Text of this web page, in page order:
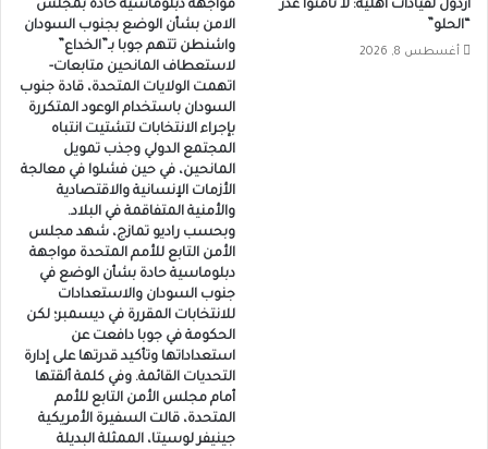
اردول لقيادات أهلية: لا تأمنوا غدر
“الحلو”
أغسطس 8, 2026
مواجهة دبلوماسية حادة بمجلس
الامن بشأن الوضع بجنوب السودان
واشنطن تتهم جوبا بـ”الخداع”
لاستعطاف المانحين متابعات-
اتهمت الولايات المتحدة، قادة جنوب
السودان باستخدام الوعود المتكررة
بإجراء الانتخابات لتشتيت انتباه
المجتمع الدولي وجذب تمويل
المانحين، في حين فشلوا في معالجة
الأزمات الإنسانية والاقتصادية
والأمنية المتفاقمة في البلاد.
وبحسب راديو تمازج، شهد مجلس
الأمن التابع للأمم المتحدة مواجهة
دبلوماسية حادة بشأن الوضع في
جنوب السودان والاستعدادات
للانتخابات المقررة في ديسمبر؛ لكن
الحكومة في جوبا دافعت عن
استعداداتها وتأكيد قدرتها على إدارة
التحديات القائمة. وفي كلمة ألقتها
أمام مجلس الأمن التابع للأمم
المتحدة، قالت السفيرة الأمريكية
جينيفر لوسيتا، الممثلة البديلة